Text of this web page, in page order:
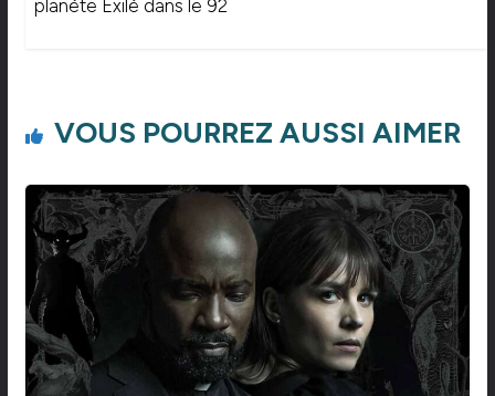
planète Exilé dans le 92
VOUS POURREZ AUSSI AIMER